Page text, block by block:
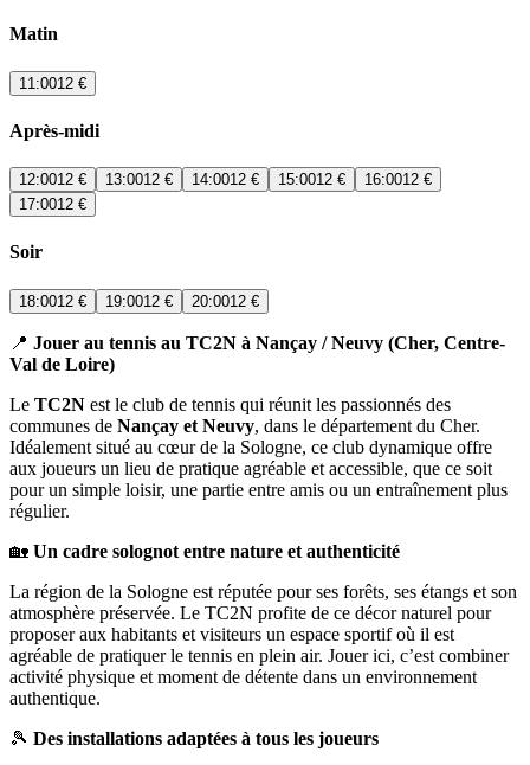
Matin
11:0012 €
Après-midi
12:0012 € 13:0012 € 14:0012 € 15:0012 € 16:0012 €
17:0012 €
Soir
18:0012 € 19:0012 € 20:0012 €
📍 Jouer au tennis au TC2N à Nançay / Neuvy (Cher, Centre-
Val de Loire)
Le TC2N est le club de tennis qui réunit les passionnés des
communes de Nançay et Neuvy, dans le département du Cher.
Idéalement situé au cœur de la Sologne, ce club dynamique offre
aux joueurs un lieu de pratique agréable et accessible, que ce soit
pour un simple loisir, une partie entre amis ou un entraînement plus
régulier.
🏡 Un cadre solognot entre nature et authenticité
La région de la Sologne est réputée pour ses forêts, ses étangs et son
atmosphère préservée. Le TC2N profite de ce décor naturel pour
proposer aux habitants et visiteurs un espace sportif où il est
agréable de pratiquer le tennis en plein air. Jouer ici, c’est combiner
activité physique et moment de détente dans un environnement
authentique.
🎾 Des installations adaptées à tous les joueurs